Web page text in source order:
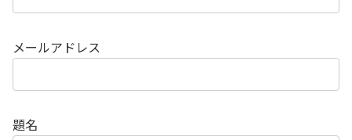
メールアドレス
題名